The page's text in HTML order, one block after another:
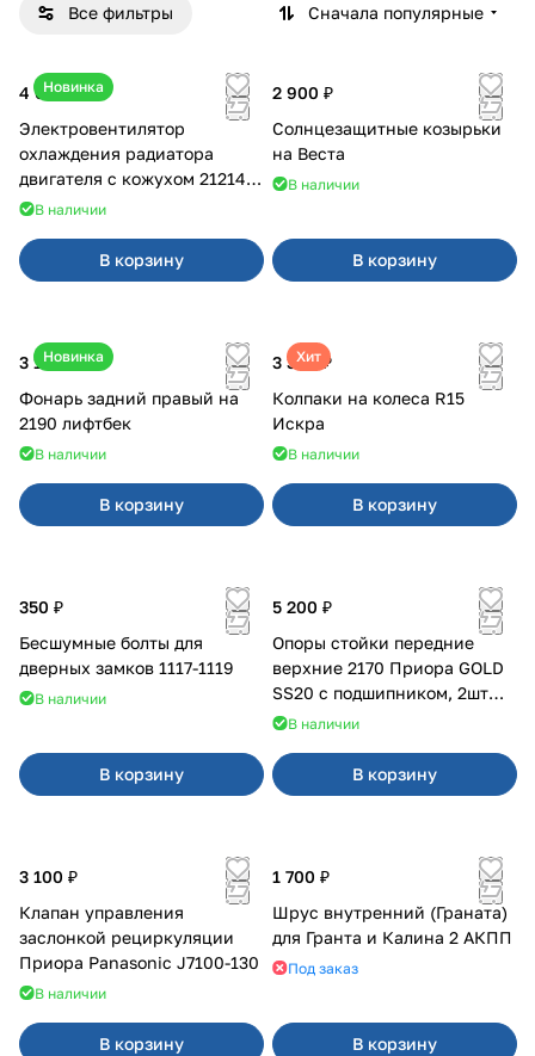
Все фильтры Сначала популярные
Новинка
4 600 ₽
Электровентилятор
охлаждения радиатора
двигателя с кожухом 21214
2121-21213 ВАЛЕЕ 95
В наличии
В корзину
2 900 ₽
Солнцезащитные козырьки
на Веста
В наличии
В корзину
Новинка
3 100 ₽
Фонарь задний правый на
2190 лифтбек
В наличии
В корзину
Хит
3 380 ₽
Колпаки на колеса R15
Искра
В наличии
В корзину
350 ₽
Бесшумные болты для
дверных замков 1117-1119
В наличии
В корзину
5 200 ₽
Опоры стойки передние
верхние 2170 Приора GOLD
SS20 с подшипником, 2шт
10116
В наличии
В корзину
3 100 ₽
Клапан управления
заслонкой рециркуляции
Приора Panasonic J7100-130
В наличии
В корзину
1 700 ₽
Шрус внутренний (Граната)
для Гранта и Калина 2 АКПП
Под заказ
В корзину